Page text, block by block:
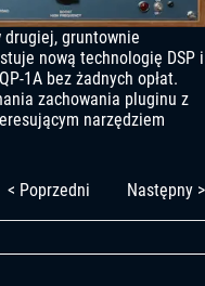
drugiej, gruntownie
nową technologię DSP i
1A bez żadnych opłat.
zachowania pluginu z
narzędziem
< Poprzedni Następny >